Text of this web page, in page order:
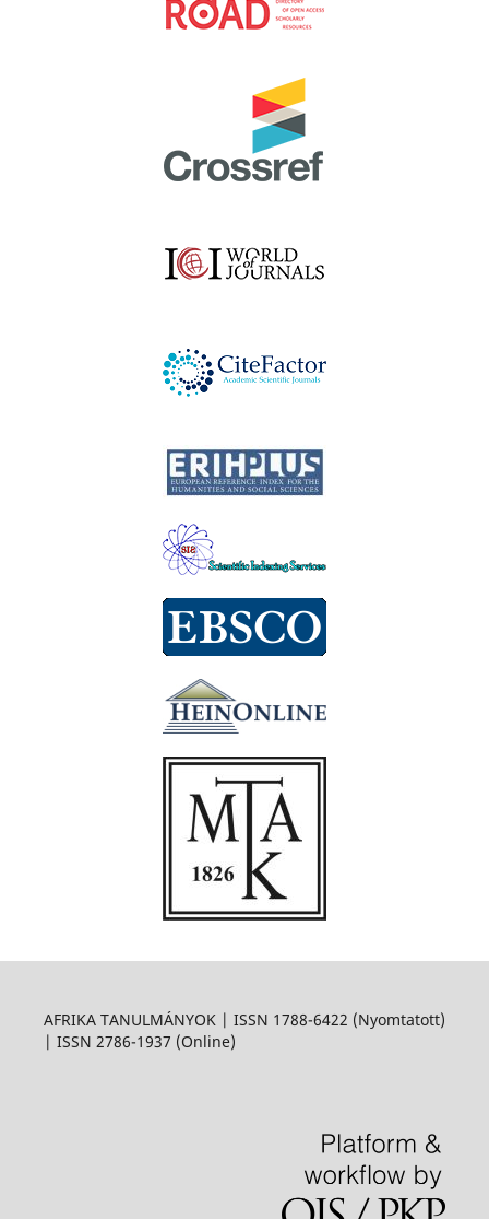
AFRIKA TANULMÁNYOK | ISSN 1788-6422 (Nyomtatott)
| ISSN 2786-1937 (Online)